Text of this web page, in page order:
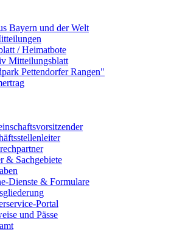
Bayern und der Welt
/ Heimatbote
Mitteilungsblatt
Pettendorfer Rangen"
& Sachgebiete
Dienste & Formulare
Portal
und Pässe